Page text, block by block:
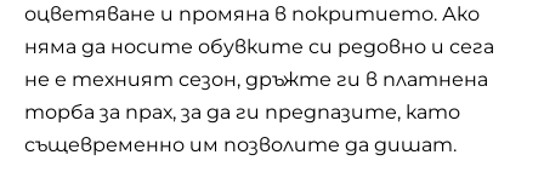
оцветяване и промяна в покритието. Ако
няма да носите обувките си редовно и сега
не е техният сезон, дръжте ги в платнена
торба за прах, за да ги предпазите, като
същевременно им позволите да дишат.